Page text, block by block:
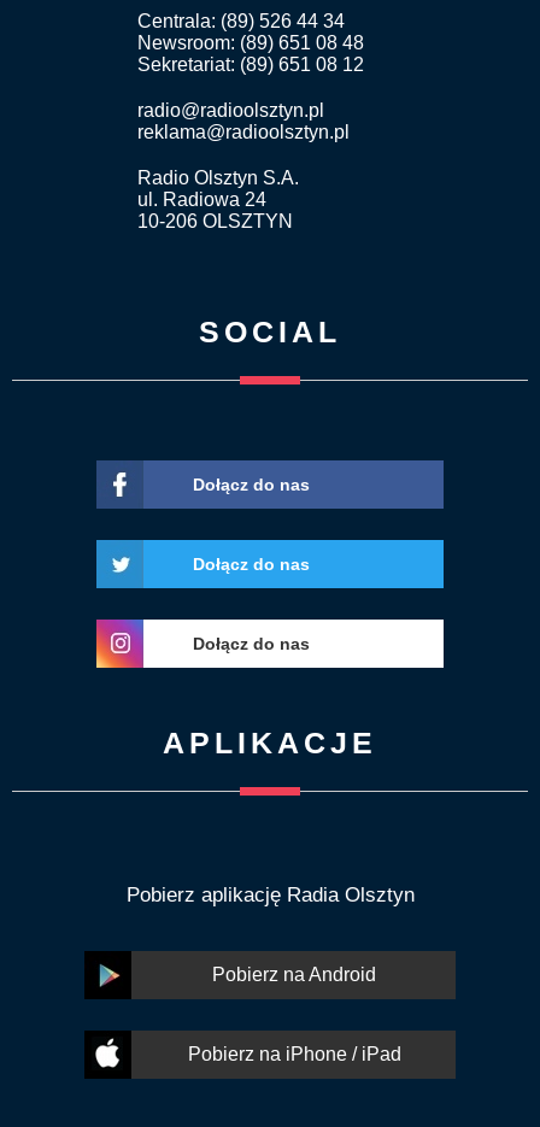
Centrala: (89) 526 44 34
Newsroom: (89) 651 08 48
Sekretariat: (89) 651 08 12
radio@radioolsztyn.pl
reklama@radioolsztyn.pl
Radio Olsztyn S.A.
ul. Radiowa 24
10-206 OLSZTYN
SOCIAL
Dołącz do nas
Dołącz do nas
Dołącz do nas
APLIKACJE
Pobierz aplikację Radia Olsztyn
Pobierz na Android
Pobierz na iPhone / iPad